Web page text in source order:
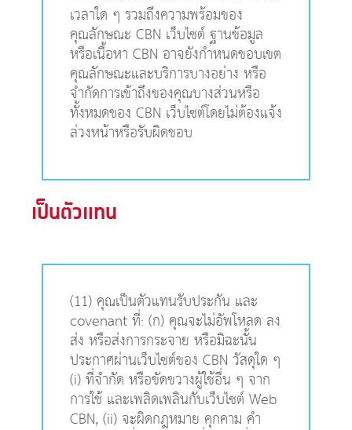
เวลาใด ๆ รวมถึงความพร้อมของ
คุณลักษณะ CBN เว็บไซต์ ฐานข้อมูล
หรือเนื้อหา CBN อาจยังกำหนดขอบเขต
คุณลักษณะและบริการบางอย่าง หรือ
จำกัดการเข้าถึงของคุณบางส่วนหรือ
ทั้งหมดของ CBN เว็บไซต์โดยไม่ต้องแจ้ง
ล่วงหน้าหรือรับผิดชอบ
เป็นตัวแทน
(11) คุณเป็นตัวแทนรับประกัน และ
covenant ที่: (ก) คุณจะไม่อัพโหลด ลง
ส่ง หรือส่งการกระจาย หรือมิฉะนั้น
ประกาศผ่านเว็บไซต์ของ CBN วัสดุใด ๆ
(i) ที่จำกัด หรือขัดขวางผู้ใช้อื่น ๆ จาก
การใช้ และเพลิดเพลินกับเว็บไซต์ Web
CBN, (ii) จะผิดกฎหมาย คุกคาม คำ